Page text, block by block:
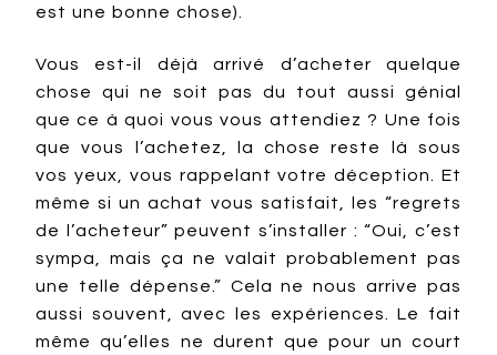
est une bonne chose).
Vous est-il déjà arrivé d’acheter quelque
chose qui ne soit pas du tout aussi génial
que ce à quoi vous vous attendiez ? Une fois
que vous l’achetez, la chose reste là sous
vos yeux, vous rappelant votre déception. Et
même si un achat vous satisfait, les “regrets
de l’acheteur” peuvent s’installer : “Oui, c’est
sympa, mais ça ne valait probablement pas
une telle dépense.” Cela ne nous arrive pas
aussi souvent, avec les expériences. Le fait
même qu’elles ne durent que pour un court